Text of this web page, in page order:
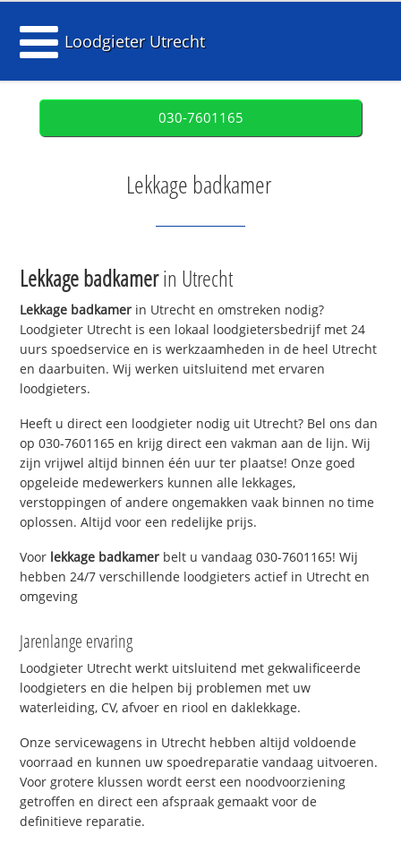
Loodgieter Utrecht
030-7601165
Lekkage badkamer
Lekkage badkamerin Utrecht
Lekkage badkamer in Utrecht en omstreken nodig?
Loodgieter Utrecht is een lokaal loodgietersbedrijf met 24
uurs spoedservice en is werkzaamheden in de heel Utrecht
en daarbuiten. Wij werken uitsluitend met ervaren
loodgieters.
Heeft u direct een loodgieter nodig uit Utrecht? Bel ons dan
op 030-7601165 en krijg direct een vakman aan de lijn. Wij
zijn vrijwel altijd binnen één uur ter plaatse! Onze goed
opgeleide medewerkers kunnen alle lekkages,
verstoppingen of andere ongemakken vaak binnen no time
oplossen. Altijd voor een redelijke prijs.
Voor lekkage badkamer belt u vandaag 030-7601165! Wij
hebben 24/7 verschillende loodgieters actief in Utrecht en
omgeving
Jarenlange ervaring
Loodgieter Utrecht werkt uitsluitend met gekwalificeerde
loodgieters en die helpen bij problemen met uw
waterleiding, CV, afvoer en riool en daklekkage.
Onze servicewagens in Utrecht hebben altijd voldoende
voorraad en kunnen uw spoedreparatie vandaag uitvoeren.
Voor grotere klussen wordt eerst een noodvoorziening
getroffen en direct een afspraak gemaakt voor de
definitieve reparatie.